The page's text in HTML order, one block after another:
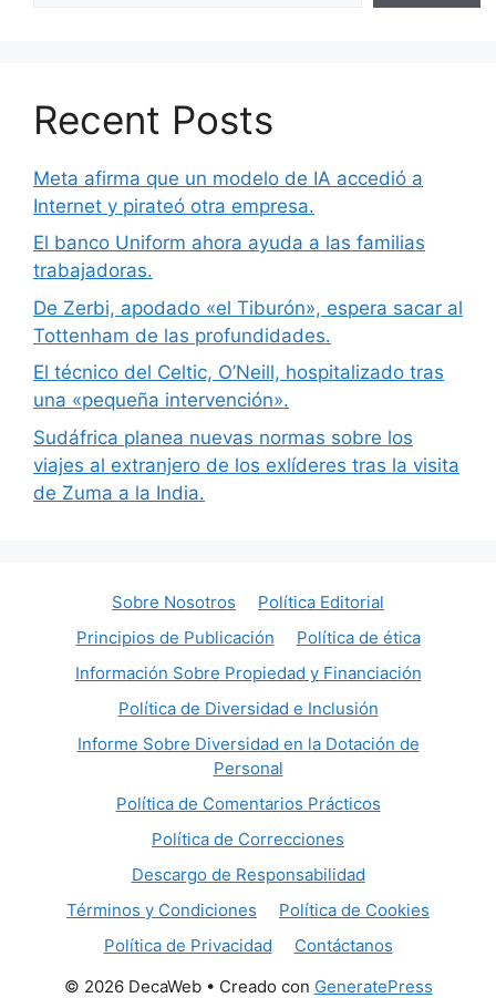
Recent Posts
Meta afirma que un modelo de IA accedió a
Internet y pirateó otra empresa.
El banco Uniform ahora ayuda a las familias
trabajadoras.
De Zerbi, apodado «el Tiburón», espera sacar al
Tottenham de las profundidades.
El técnico del Celtic, O’Neill, hospitalizado tras
una «pequeña intervención».
Sudáfrica planea nuevas normas sobre los
viajes al extranjero de los exlíderes tras la visita
de Zuma a la India.
Sobre Nosotros
Política Editorial
Principios de Publicación
Política de ética
Información Sobre Propiedad y Financiación
Política de Diversidad e Inclusión
Informe Sobre Diversidad en la Dotación de
Personal
Política de Comentarios Prácticos
Política de Correcciones
Descargo de Responsabilidad
Términos y Condiciones
Política de Cookies
Política de Privacidad
Contáctanos
© 2026 DecaWeb• Creado con GeneratePress